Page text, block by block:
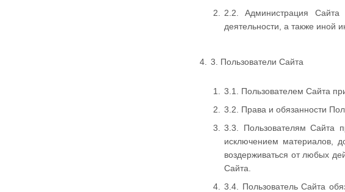
2.2. Администрация
деятельности, а также иной
3. Пользователи Сайта
3.1. Пользователем Сайта
3.2. Права и обязанности
3.3. Пользователям Сайта
исключением материалов,
воздерживаться от любых
Сайта.
3.4. Пользователь Сайта